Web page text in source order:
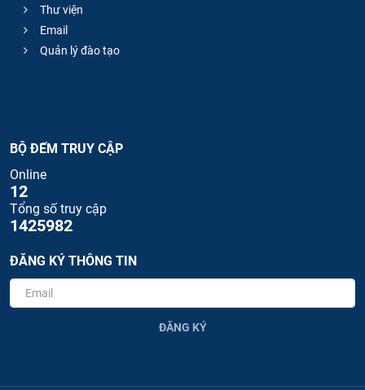
Thư viện
Email
Quản lý đào tạo
BỘ ĐẾM TRUY CẬP
Online
12
Tổng số truy cập
1425982
ĐĂNG KÝ THÔNG TIN
ĐĂNG KÝ